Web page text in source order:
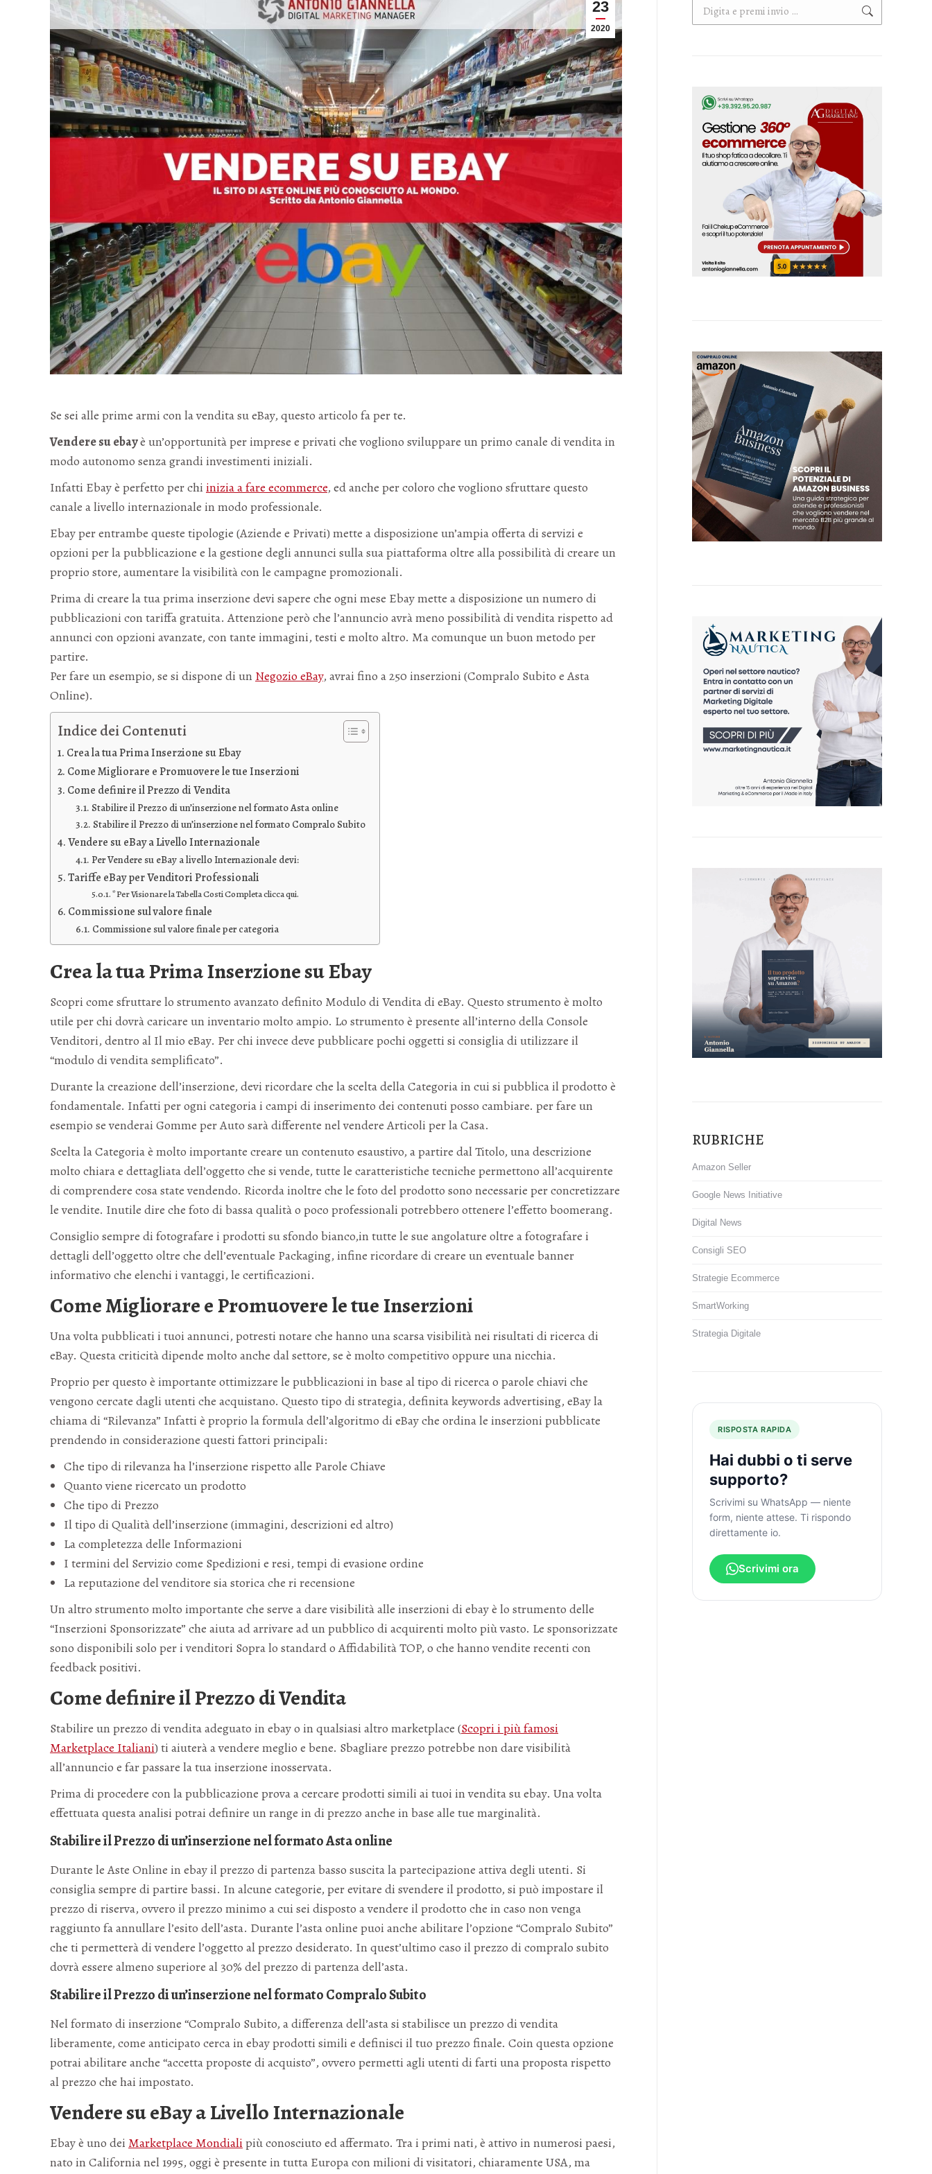
23
2020
Se sei alle prime armi con la vendita su eBay, questo articolo fa per te.
Vendere su ebayè un’opportunità per imprese e privati che vogliono sviluppare un primo canale di vendita in
modo autonomo senza grandi investimenti iniziali.
Infatti Ebay è perfetto per chi inizia a fare ecommerce, ed anche per coloro che vogliono sfruttare questo
canale a livello internazionale in modo professionale.
Ebay per entrambe queste tipologie (Aziende e Privati) mette a disposizione un’ampia offerta di servizi e
opzioni per la pubblicazione e la gestione degli annunci sulla sua piattaforma oltre alla possibilità di creare un
proprio store, aumentare la visibilità con le campagne promozionali.
Prima di creare la tua prima inserzione devi sapere che ogni mese Ebay mette a disposizione un numero di
pubblicazioni con tariffa gratuita. Attenzione però che l’annuncio avrà meno possibilità di vendita rispetto ad
annunci con opzioni avanzate, con tante immagini, testi e molto altro. Ma comunque un buon metodo per
partire.
Per fare un esempio, se si dispone di un Negozio eBay, avrai fino a 250 inserzioni (Compralo Subito e Asta
Online).
Indice dei Contenuti
Crea la tua Prima Inserzione su Ebay
Come Migliorare e Promuovere le tue Inserzioni
Come definire il Prezzo di Vendita
Stabilire il Prezzo di un’inserzione nel formato Asta online
Stabilire il Prezzo di un’inserzione nel formato Compralo Subito
Vendere su eBay a Livello Internazionale
Per Vendere su eBay a livello Internazionale devi:
Tariffe eBay per Venditori Professionali
*Per Visionare la Tabella Costi Completa clicca qui.
Commissione sul valore finale
Commissione sul valore finale per categoria
Crea la tua Prima Inserzione su Ebay
Scopri come sfruttare lo strumento avanzato definito Modulo di Vendita di eBay. Questo strumento è molto
utile per chi dovrà caricare un inventario molto ampio. Lo strumento è presente all’interno della Console
Venditori, dentro al Il mio eBay. Per chi invece deve pubblicare pochi oggetti si consiglia di utilizzare il
“modulo di vendita semplificato”.
Durante la creazione dell’inserzione, devi ricordare che la scelta della Categoria in cui si pubblica il prodotto è
fondamentale. Infatti per ogni categoria i campi di inserimento dei contenuti posso cambiare. per fare un
esempio se venderai Gomme per Auto sarà differente nel vendere Articoli per la Casa.
Scelta la Categoria è molto importante creare un contenuto esaustivo, a partire dal Titolo, una descrizione
molto chiara e dettagliata dell’oggetto che si vende, tutte le caratteristiche tecniche permettono all’acquirente
di comprendere cosa state vendendo. Ricorda inoltre che le foto del prodotto sono necessarie per concretizzare
le vendite. Inutile dire che foto di bassa qualità o poco professionali potrebbero ottenere l’effetto boomerang.
Consiglio sempre di fotografare i prodotti su sfondo bianco,in tutte le sue angolature oltre a fotografare i
dettagli dell’oggetto oltre che dell’eventuale Packaging, infine ricordare di creare un eventuale banner
informativo che elenchi i vantaggi, le certificazioni.
Come Migliorare e Promuovere le tue Inserzioni
Una volta pubblicati i tuoi annunci, potresti notare che hanno una scarsa visibilità nei risultati di ricerca di
eBay. Questa criticità dipende molto anche dal settore, se è molto competitivo oppure una nicchia.
Proprio per questo è importante ottimizzare le pubblicazioni in base al tipo di ricerca o parole chiavi che
vengono cercate dagli utenti che acquistano. Questo tipo di strategia, definita keywords advertising, eBay la
chiama di “Rilevanza” Infatti è proprio la formula dell’algoritmo di eBay che ordina le inserzioni pubblicate
prendendo in considerazione questi fattori principali:
Che tipo di rilevanza ha l’inserzione rispetto alle Parole Chiave
Quanto viene ricercato un prodotto
Che tipo di Prezzo
Il tipo di Qualità dell’inserzione (immagini, descrizioni ed altro)
La completezza delle Informazioni
I termini del Servizio come Spedizioni e resi, tempi di evasione ordine
La reputazione del venditore sia storica che ri recensione
Un altro strumento molto importante che serve a dare visibilità alle inserzioni di ebay è lo strumento delle
“Inserzioni Sponsorizzate” che aiuta ad arrivare ad un pubblico di acquirenti molto più vasto. Le sponsorizzate
sono disponibili solo per i venditori Sopra lo standard o Affidabilità TOP, o che hanno vendite recenti con
feedback positivi.
Come definire il Prezzo di Vendita
Stabilire un prezzo di vendita adeguato in ebay o in qualsiasi altro marketplace (Scopri i più famosi
Marketplace Italiani) ti aiuterà a vendere meglio e bene. Sbagliare prezzo potrebbe non dare visibilità
all’annuncio e far passare la tua inserzione inosservata.
Prima di procedere con la pubblicazione prova a cercare prodotti simili ai tuoi in vendita su ebay. Una volta
effettuata questa analisi potrai definire un range in di prezzo anche in base alle tue marginalità.
Stabilire il Prezzo di un’inserzione nel formato Asta online
Durante le Aste Online in ebay il prezzo di partenza basso suscita la partecipazione attiva degli utenti. Si
consiglia sempre di partire bassi. In alcune categorie, per evitare di svendere il prodotto, si può impostare il
prezzo di riserva, ovvero il prezzo minimo a cui sei disposto a vendere il prodotto che in caso non venga
raggiunto fa annullare l’esito dell’asta. Durante l’asta online puoi anche abilitare l’opzione “Compralo Subito”
che ti permetterà di vendere l’oggetto al prezzo desiderato. In quest’ultimo caso il prezzo di compralo subito
dovrà essere almeno superiore al 30% del prezzo di partenza dell’asta.
Stabilire il Prezzo di un’inserzione nel formato Compralo Subito
Nel formato di inserzione “Compralo Subito, a differenza dell’asta si stabilisce un prezzo di vendita
liberamente, come anticipato cerca in ebay prodotti simili e definisci il tuo prezzo finale. Coin questa opzione
potrai abilitare anche “accetta proposte di acquisto”, ovvero permetti agli utenti di farti una proposta rispetto
al prezzo che hai impostato.
Vendere su eBay a Livello Internazionale
Ebay è uno dei Marketplace Mondiali più conosciuto ed affermato. Tra i primi nati, è attivo in numerosi paesi,
nato in California nel 1995, oggi è presente in tutta Europa con milioni di visitatori, chiaramente USA, ma
RUBRICHE
Amazon Seller
Google News Initiative
Digital News
Consigli SEO
Strategie Ecommerce
SmartWorking
Strategia Digitale
RISPOSTA RAPIDA
Hai dubbi o ti serve
supporto?
Scrivimi su WhatsApp — niente
form, niente attese. Ti rispondo
direttamente io.
Scrivimi ora